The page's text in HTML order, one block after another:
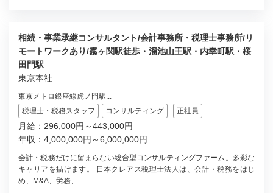
相続・事業承継コンサルタント/会計事務所・税理士事務所/リ
モートワークあり/霧ヶ関駅徒歩・溜池山王駅・内幸町駅・桜
田門駅
東京本社
東京メトロ銀座線虎ノ門駅...
税理士・税務スタッフ
コンサルティング 正社員
月給：296,000円～443,000円
年収：4,000,000円～6,000,000円
会計・税務だけに留まらない総合型コンサルティングファーム。多彩な
キャリアを描けます。 日本クレアス税理士法人は、会計・税務をはじ
め、M&A、労務、...